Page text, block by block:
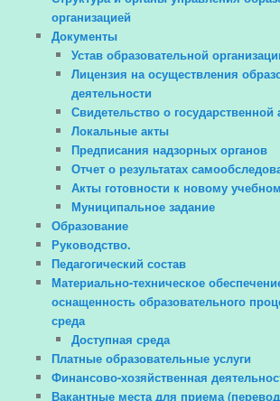
организацией
Документы
Устав образовательной
Лицензия на осуществления
деятельности
Свидетельство о государственной
Локальные акты
Предписания надзорных органов
Отчет о результатах
Акты готовности к новому
Муниципальное задание
Образование
Руководство.
Педагогический состав
Материально-техническое
оснащенность образовательного
среда
Доступная среда
Платные образовательные услуги
Финансово-хозяйственная
Вакантные места для приема